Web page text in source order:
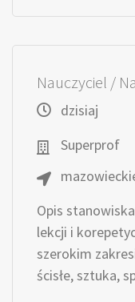
Nauczyciel /
dzisiaj
Superprof
Opis
lekcji i
szerokim
ścisłe, sztuka,